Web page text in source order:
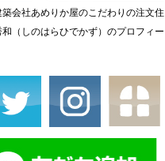
会社あめりか屋のこだわりの注文住
（しのはらひでかず）のプロフィー